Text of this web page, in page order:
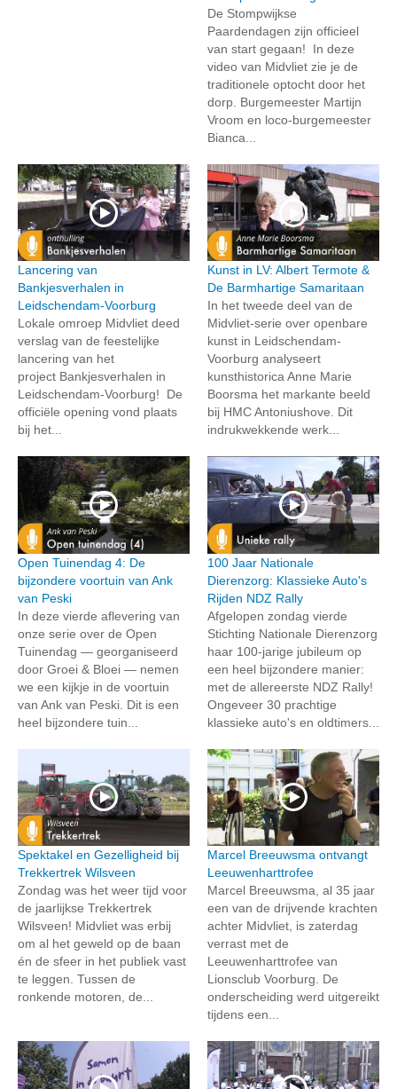
De Stompwijkse
Paardendagen zijn officieel
van start gegaan! In deze
video van Midvliet zie je de
traditionele optocht door het
dorp. Burgemeester Martijn
Vroom en loco-burgemeester
Bianca...
Lancering van
Bankjesverhalen in
Leidschendam-Voorburg
Lokale omroep Midvliet deed
verslag van de feestelijke
lancering van het
project Bankjesverhalen in
Leidschendam-Voorburg! De
officiële opening vond plaats
bij het...
Kunst in LV: Albert Termote &
De Barmhartige Samaritaan
In het tweede deel van de
Midvliet-serie over openbare
kunst in Leidschendam-
Voorburg analyseert
kunsthistorica Anne Marie
Boorsma het markante beeld
bij HMC Antoniushove. Dit
indrukwekkende werk...
Open Tuinendag 4: De
bijzondere voortuin van Ank
van Peski
In deze vierde aflevering van
onze serie over de Open
Tuinendag — georganiseerd
door Groei & Bloei — nemen
we een kijkje in de voortuin
van Ank van Peski. Dit is een
heel bijzondere tuin...
100 Jaar Nationale
Dierenzorg: Klassieke Auto's
Rijden NDZ Rally
Afgelopen zondag vierde
Stichting Nationale Dierenzorg
haar 100-jarige jubileum op
een heel bijzondere manier:
met de allereerste NDZ Rally!
Ongeveer 30 prachtige
klassieke auto's en oldtimers...
Spektakel en Gezelligheid bij
Trekkertrek Wilsveen
Zondag was het weer tijd voor
de jaarlijkse Trekkertrek
Wilsveen! Midvliet was erbij
om al het geweld op de baan
én de sfeer in het publiek vast
te leggen. Tussen de
ronkende motoren, de...
Marcel Breeuwsma ontvangt
Leeuwenharttrofee
Marcel Breeuwsma, al 35 jaar
een van de drijvende krachten
achter Midvliet, is zaterdag
verrast met de
Leeuwenharttrofee van
Lionsclub Voorburg. De
onderscheiding werd uitgereikt
tijdens een...